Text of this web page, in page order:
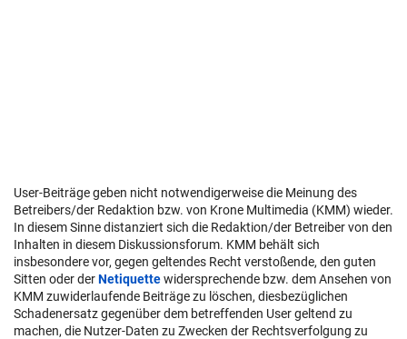
User-Beiträge geben nicht notwendigerweise die Meinung des
Betreibers/der Redaktion bzw. von Krone Multimedia (KMM) wieder.
In diesem Sinne distanziert sich die Redaktion/der Betreiber von den
Inhalten in diesem Diskussionsforum. KMM behält sich
insbesondere vor, gegen geltendes Recht verstoßende, den guten
Sitten oder derNetiquettewidersprechende bzw. dem Ansehen von
KMM zuwiderlaufende Beiträge zu löschen, diesbezüglichen
Schadenersatz gegenüber dem betreffenden User geltend zu
machen, die Nutzer-Daten zu Zwecken der Rechtsverfolgung zu